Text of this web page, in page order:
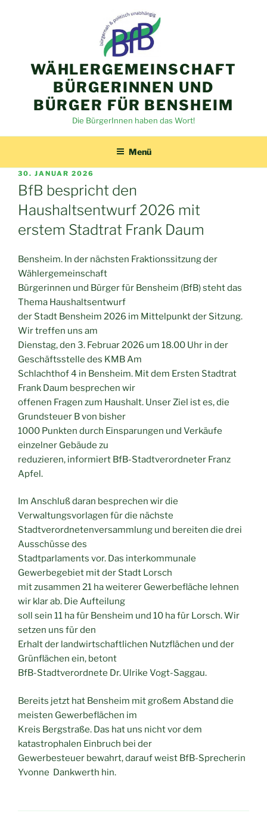
WÄHLERGEMEINSCHAFT
BÜRGERINNEN UND
BÜRGER FÜR BENSHEIM
Die BürgerInnen haben das Wort!
Menü
VERÖFFENTLICHT
AM
30. JANUAR 2026
BfB bespricht den
Haushaltsentwurf 2026 mit
erstem Stadtrat Frank Daum
Bensheim. In der nächsten Fraktionssitzung der
Wählergemeinschaft
Bürgerinnen und Bürger für Bensheim (BfB) steht das
Thema Haushaltsentwurf
der Stadt Bensheim 2026 im Mittelpunkt der Sitzung.
Wir treffen uns am
Dienstag, den 3. Februar 2026 um 18.00 Uhr in der
Geschäftsstelle des KMB Am
Schlachthof 4 in Bensheim. Mit dem Ersten Stadtrat
Frank Daum besprechen wir
offenen Fragen zum Haushalt. Unser Ziel ist es, die
Grundsteuer B von bisher
1000 Punkten durch Einsparungen und Verkäufe
einzelner Gebäude zu
reduzieren, informiert BfB-Stadtverordneter Franz
Apfel.
Im Anschluß daran besprechen wir die
Verwaltungsvorlagen für die nächste
Stadtverordnetenversammlung und bereiten die drei
Ausschüsse des
Stadtparlaments vor. Das interkommunale
Gewerbegebiet mit der Stadt Lorsch
mit zusammen 21 ha weiterer Gewerbefläche lehnen
wir klar ab. Die Aufteilung
soll sein 11 ha für Bensheim und 10 ha für Lorsch. Wir
setzen uns für den
Erhalt der landwirtschaftlichen Nutzflächen und der
Grünflächen ein, betont
BfB-Stadtverordnete Dr. Ulrike Vogt-Saggau.
Bereits jetzt hat Bensheim mit großem Abstand die
meisten Gewerbeflächen im
Kreis Bergstraße. Das hat uns nicht vor dem
katastrophalen Einbruch bei der
Gewerbesteuer bewahrt, darauf weist BfB-Sprecherin
Yvonne Dankwerth hin.